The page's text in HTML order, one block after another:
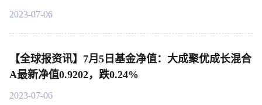
2023-07-06
【全球报资讯】7月5日基金净值：大成聚优成长混合
A最新净值0.9202，跌0.24%
2023-07-06